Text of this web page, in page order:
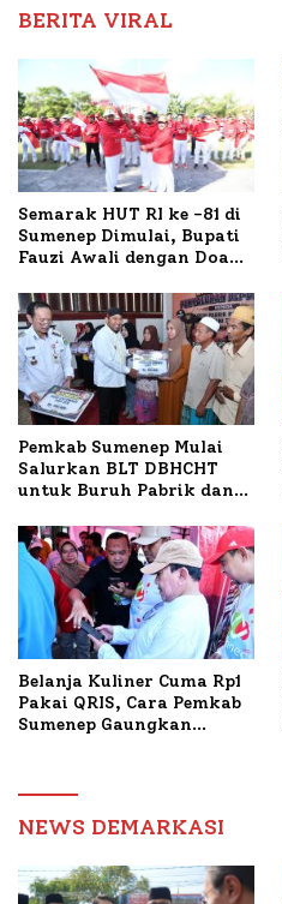
BERITA VIRAL
Semarak HUT RI ke -81 di
Sumenep Dimulai, Bupati
Fauzi Awali dengan Doa
Terbakar
Pemkab Sumenep Mulai
Salurkan BLT DBHCHT
untuk Buruh Pabrik dan
Belanja Kuliner Cuma Rp1
Pakai QRIS, Cara Pemkab
Sumenep Gaungkan
NEWS DEMARKASI